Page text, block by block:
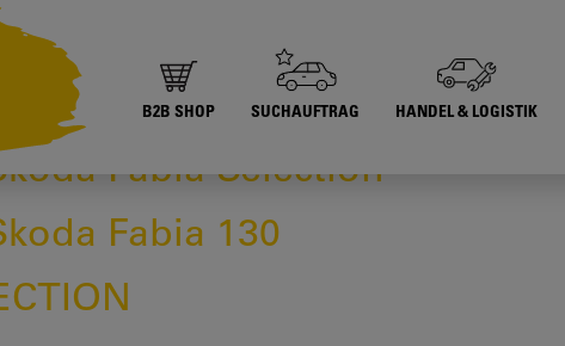
B2B SHOP SUCHAUFTRAG HANDEL & LOGISTIK
Fabia Black Style
Fabia Selection
Fabia 130